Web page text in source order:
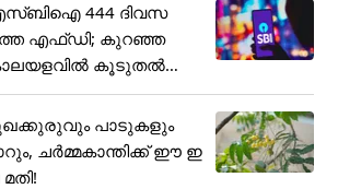
444 ദിവസ
എഫ്ഡി; കുറഞ്ഞ
കൂടുതല്‍
പാടുകളും
ചർമ്മകാന്തിക്ക് ഈ ഇ